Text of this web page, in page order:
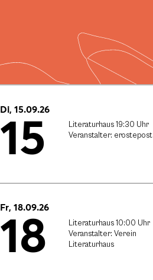
Di, 15.09.26
15
Literaturhaus 19:30 Uhr
Veranstalter: erostepost
Fr, 18.09.26
18
Literaturhaus 10:00 Uhr
Veranstalter: Verein
Literaturhaus